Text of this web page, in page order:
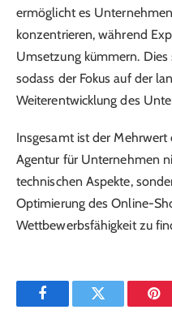
ermöglicht es
konzentrieren, während
Umsetzung kümmern. Dies
sodass der Fokus auf der
Weiterentwicklung des
Insgesamt ist der
Agentur für Unternehmen
technischen Aspekte,
Optimierung des Online-
Wettbewerbsfähigkeit zu
FacebookTwitter